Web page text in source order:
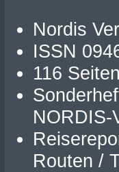
Nordis
ISSN
116 Seiten
NORDIS-
Routen /